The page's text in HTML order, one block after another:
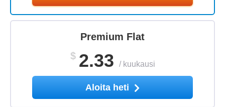
Premium Flat
$ 2.33 / kuukausi
Aloita heti